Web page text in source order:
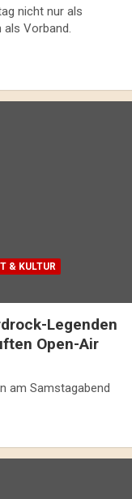
nicht nur als
Vorband.
& KULTUR
Legenden
Open-Air
am Samstagabend